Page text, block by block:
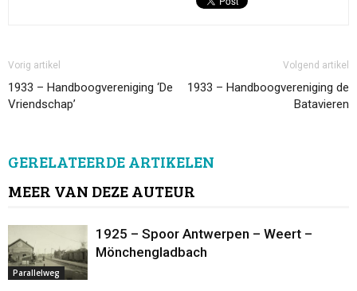
Vorig artikel
1933 – Handboogvereniging ‘De
Vriendschap’
Volgend artikel
1933 – Handboogvereniging de
Batavieren
GERELATEERDE ARTIKELEN
MEER VAN DEZE AUTEUR
Parallelweg
1925 – Spoor Antwerpen – Weert –
Mönchengladbach